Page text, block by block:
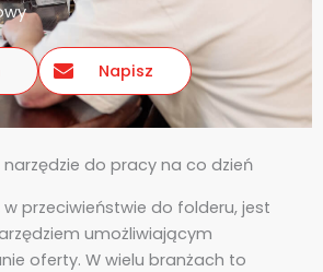
Napisz
do pracy na co dzień
przeciwieństwie do folderu, jest
umożliwiającym
oferty. W wielu branżach to